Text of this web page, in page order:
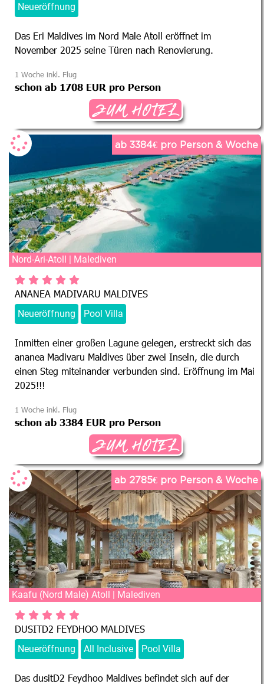
Neueröffnung
Das Eri Maldives im Nord Male Atoll eröffnet im
November 2025 seine Türen nach Renovierung.
1 Woche inkl. Flug
schon ab 1708 EUR pro Person
ZUM HOTEL
ab 3384€ pro Person & Woche
Nord-Ari-Atoll | Malediven
ANANEA MADIVARU MALDIVES
Neueröffnung
Pool Villa
Inmitten einer großen Lagune gelegen, erstreckt sich das
ananea Madivaru Maldives über zwei Inseln, die durch
einen Steg miteinander verbunden sind. Eröffnung im Mai
2025!!!
1 Woche inkl. Flug
schon ab 3384 EUR pro Person
ZUM HOTEL
ab 2785€ pro Person & Woche
Kaafu (Nord Male) Atoll | Malediven
DUSITD2 FEYDHOO MALDIVES
Neueröffnung
All Inclusive Pool Villa
Das dusitD2 Feydhoo Maldives befindet sich auf der